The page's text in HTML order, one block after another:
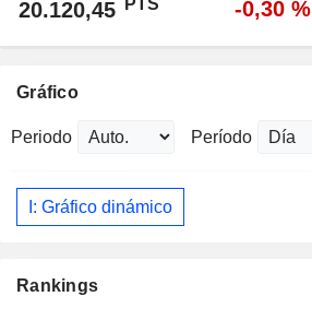
20.120,45 -0,30 %
Gráfico
Periodo Período
I: Gráfico dinámico
Rankings